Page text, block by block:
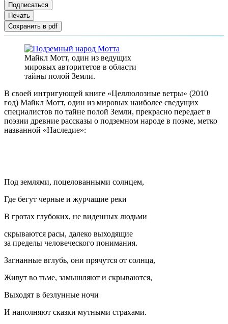
Подписаться
Печать
Сохранить в pdf
Майкл Мотт, один из ведущих
мировых авторитетов в области
тайны полой Земли.
В своей интригующей книге «Целлюлозные ветры» (2010
год) Майкл Мотт, один из мировых наиболее сведущих
специалистов по тайне полой Земли, прекрасно передает в
поэзии древние рассказы о подземном народе в поэме, метко
названной «Наследие»:
Под землями, поцелованными солнцем,
Где бегут черные и журчащие реки
В гротах глубоких, не виденных людьми
скрываются расы, далеко выходящие
за пределы человеческого понимания.
Загнанные вглубь, они прячутся от солнца,
Живут во тьме, замышляют и скрываются,
Выходят в безлунные ночи
И наполняют сказки мутными страхами.